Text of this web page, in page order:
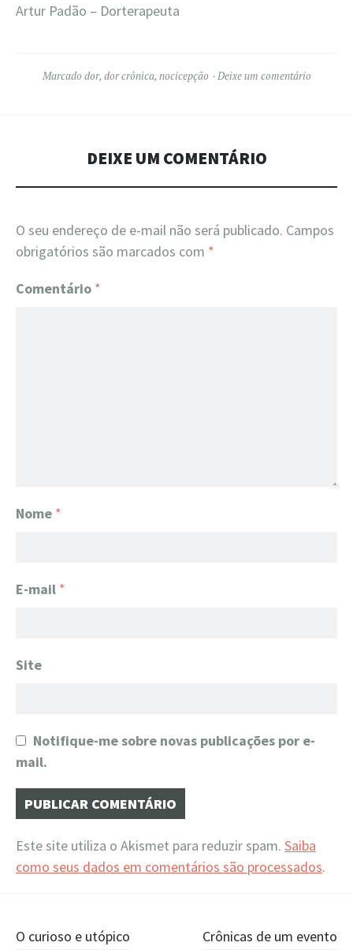
Artur Padão – Dorterapeuta
Marcado dor, dor crônica, nocicepção Deixe um comentário
DEIXE UM COMENTÁRIO
O seu endereço de e-mail não será publicado. Campos
obrigatórios são marcados com *
Comentário *
Nome *
E-mail *
Site
Notifique-me sobre novas publicações por e-
mail.
Este site utiliza o Akismet para reduzir spam. Saiba
como seus dados em comentários são processados.
Navegação
O curioso e utópico
Crônicas de um evento